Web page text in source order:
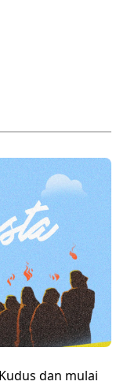
dan mulai